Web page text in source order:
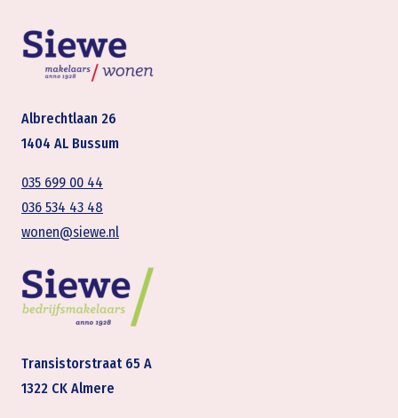
Albrechtlaan 26
1404 AL Bussum
035 699 00 44
036 534 43 48
wonen@siewe.nl
Transistorstraat 65 A
1322 CK Almere